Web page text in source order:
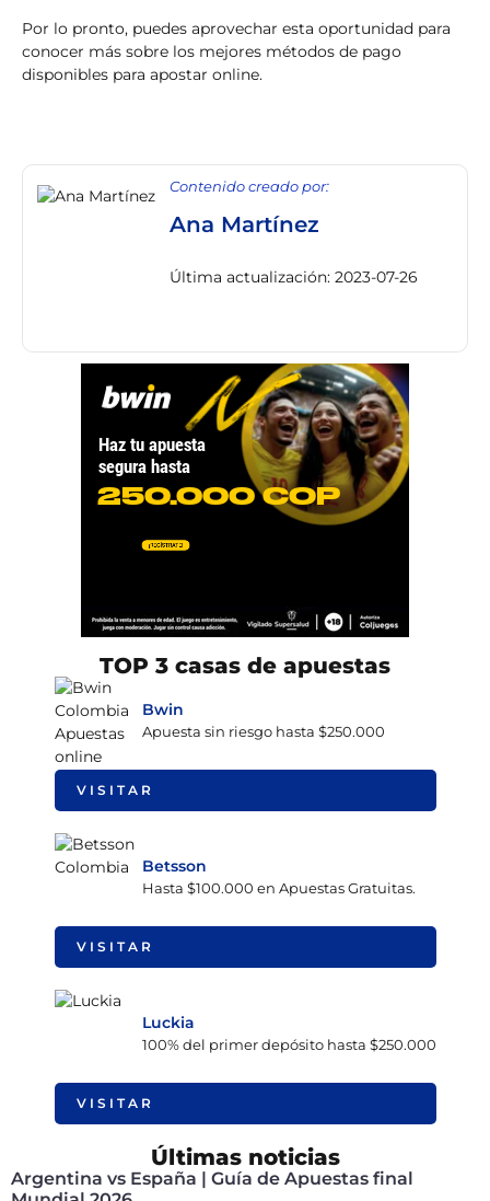
Por lo pronto, puedes aprovechar esta oportunidad para
conocer más sobre los mejores métodos de pago
disponibles para apostar online.
Contenido creado por:
Ana Martínez
Última actualización: 2023-07-26
TOP 3 casas de apuestas
Bwin
Apuesta sin riesgo hasta $250.000
VISITAR
Betsson
Hasta $100.000 en Apuestas Gratuitas.
VISITAR
Luckia
100% del primer depósito hasta $250.000
VISITAR
Últimas noticias
Argentina vs España | Guía de Apuestas final